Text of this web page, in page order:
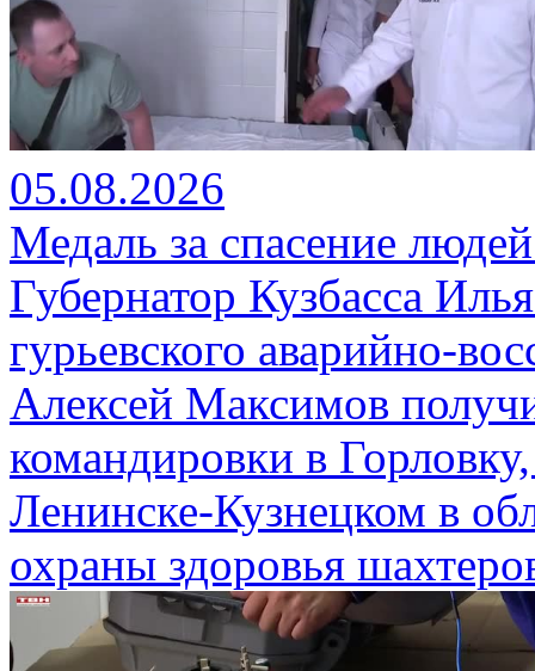
05.08.2026
Медаль за спасение
Губернатор Кузбасса
гурьевского аварийно-
Алексей Максимов
командировки в
Ленинске-Кузнецком в
охраны здоровья